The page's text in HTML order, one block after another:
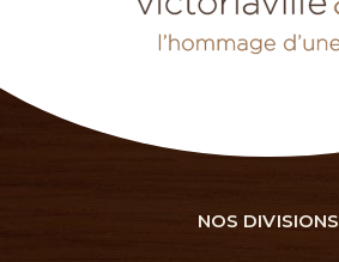
NOS DIVISIONS